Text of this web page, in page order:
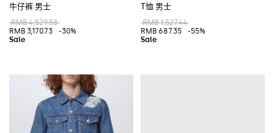
牛仔裤 男士
RMB 4,529.58
RMB 3,170.73
-30%
T恤 男士
RMB 1,527.44
RMB 687.35
-55%